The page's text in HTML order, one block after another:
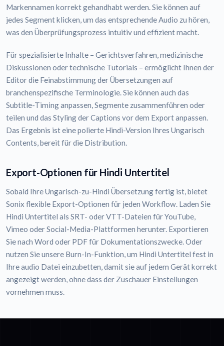
Markennamen korrekt gehandhabt werden. Sie können auf
jedes Segment klicken, um das entsprechende Audio zu hören,
was den Überprüfungsprozess intuitiv und effizient macht.
Für spezialisierte Inhalte – Gerichtsverfahren, medizinische
Diskussionen oder technische Tutorials – ermöglicht Ihnen der
Editor die Feinabstimmung der Übersetzungen auf
branchenspezifische Terminologie. Sie können auch das
Subtitle-Timing anpassen, Segmente zusammenführen oder
teilen und das Styling der Captions vor dem Export anpassen.
Das Ergebnis ist eine polierte Hindi-Version Ihres Ungarisch
Contents, bereit für die Distribution.
Export-Optionen für Hindi Untertitel
Sobald Ihre Ungarisch-zu-Hindi Übersetzung fertig ist, bietet
Sonix flexible Export-Optionen für jeden Workflow. Laden Sie
Hindi Untertitel als SRT- oder VTT-Dateien für YouTube,
Vimeo oder Social-Media-Plattformen herunter. Exportieren
Sie nach Word oder PDF für Dokumentationszwecke. Oder
nutzen Sie unsere Burn-In-Funktion, um Hindi Untertitel fest in
Ihre audio Datei einzubetten, damit sie auf jedem Gerät korrekt
angezeigt werden, ohne dass der Zuschauer Einstellungen
vornehmen muss.